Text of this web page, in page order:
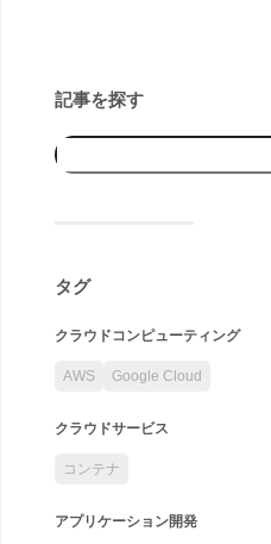
記事を探す
タグ
クラウドコンピューティング
AWS Google Cloud
クラウドサービス
コンテナ
アプリケーション開発